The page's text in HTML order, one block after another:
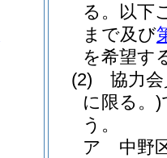
る。以下
まで及び
を希望す
(2)
協力
に限る。)
う。
ア
中野